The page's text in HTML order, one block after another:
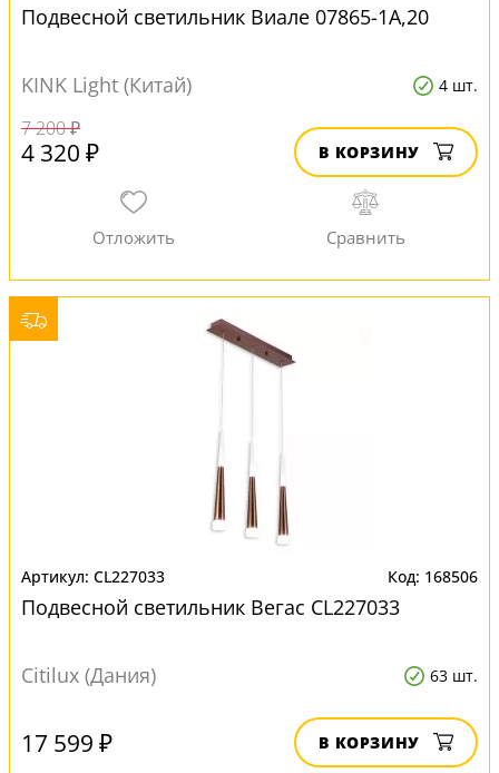
Подвесной светильник Виале 07865-1A,20
KINK Light (Китай) 4 шт.
7 200 ₽
4 320 ₽ В КОРЗИНУ
CL227033 168506
Подвесной светильник Вегас CL227033
Citilux (Дания) 63 шт.
17 599 ₽ В КОРЗИНУ